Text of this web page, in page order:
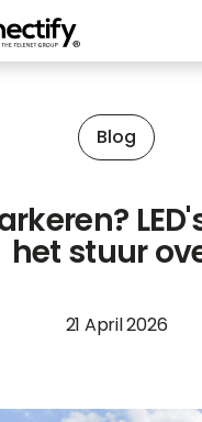
Blog
het stuur
21 April 2026